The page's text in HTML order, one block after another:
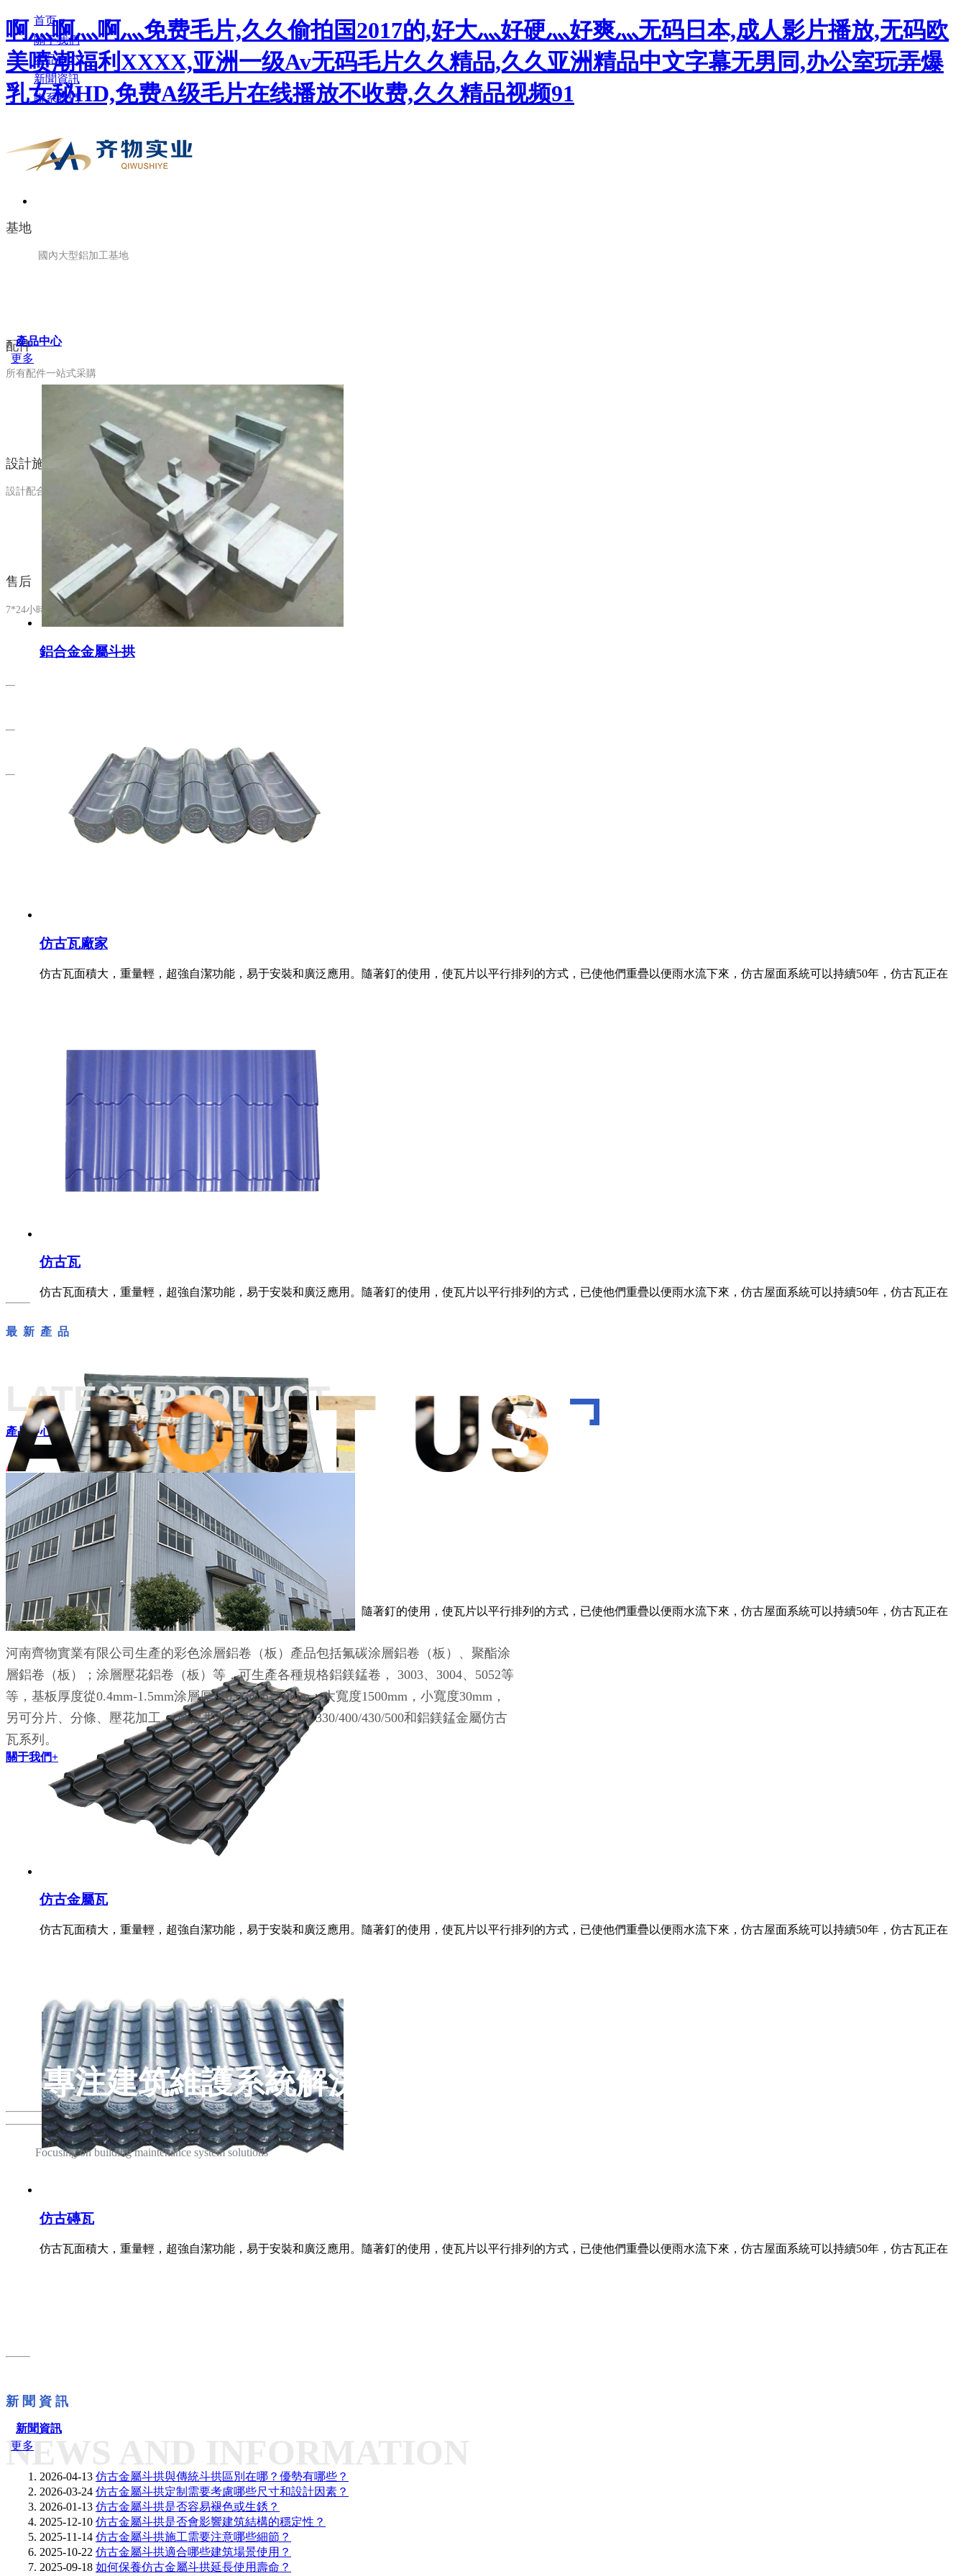
啊灬啊灬啊灬免费毛片,久久偷拍国2017的,好大灬好硬灬好爽灬无码日本,成人影片播放,无码欧
美喷潮福利XXXX,亚洲一级Av无码毛片久久精品,久久亚洲精品中文字幕无男同,办公室玩弄爆
乳女秘HD,免费A级毛片在线播放不收费,久久精品视频91
首页
關于我們
產品中心
新聞資訊
聯系我們
基地
國內大型鋁加工基地
配件
所有配件一站式采購
設計施工
設計配合、施工指導
售后
7*24小時售后服務
產品中心
更多
鋁合金金屬斗拱
仿古瓦廠家
仿古瓦面積大，重量輕，超強自潔功能，易于安裝和廣泛應用。隨著釘的使用，使瓦片以平行排列的方式，已使他們重疊以便雨水流下來，仿古屋面系統可以持續50年，仿古瓦正在
仿古瓦
仿古瓦面積大，重量輕，超強自潔功能，易于安裝和廣泛應用。隨著釘的使用，使瓦片以平行排列的方式，已使他們重疊以便雨水流下來，仿古屋面系統可以持續50年，仿古瓦正在
仿古瓦源頭廠家
仿古瓦面積大，重量輕，超強自潔功能，易于安裝和廣泛應用。隨著釘的使用，使瓦片以平行排列的方式，已使他們重疊以便雨水流下來，仿古屋面系統可以持續50年，仿古瓦正在
仿古金屬瓦
仿古瓦面積大，重量輕，超強自潔功能，易于安裝和廣泛應用。隨著釘的使用，使瓦片以平行排列的方式，已使他們重疊以便雨水流下來，仿古屋面系統可以持續50年，仿古瓦正在
仿古磚瓦
仿古瓦面積大，重量輕，超強自潔功能，易于安裝和廣泛應用。隨著釘的使用，使瓦片以平行排列的方式，已使他們重疊以便雨水流下來，仿古屋面系統可以持續50年，仿古瓦正在
最 新 產 品
LATEST PRODUCT
產品中心+
河南齊物實業有限公司生產的彩色涂層鋁卷（板）產品包括氟碳涂層鋁卷（板）、聚酯涂
層鋁卷（板）；涂層壓花鋁卷（板）等，可生產各種規格鋁鎂錳卷， 3003、3004、5052等
等，基板厚度從0.4mm-1.5mm涂層厚度0.07mm-2.0mm；大寬度1500mm，小寬度30mm，
另可分片、分條、壓花加工。 產品型號有25/32/65-300/330/400/430/500和鋁鎂錳金屬仿古
瓦系列。
關于我們+
專注建筑維護系統解決方案
Focusing on building maintenance system solutions
新 聞 資 訊
NEWS AND INFORMATION
新聞資訊
更多
2026-04-13 仿古金屬斗拱與傳統斗拱區別在哪？優勢有哪些？
2026-03-24 仿古金屬斗拱定制需要考慮哪些尺寸和設計因素？
2026-01-13 仿古金屬斗拱是否容易褪色或生銹？
2025-12-10 仿古金屬斗拱是否會影響建筑結構的穩定性？
2025-11-14 仿古金屬斗拱施工需要注意哪些細節？
2025-10-22 仿古金屬斗拱適合哪些建筑場景使用？
2025-09-18 如何保養仿古金屬斗拱延長使用壽命？